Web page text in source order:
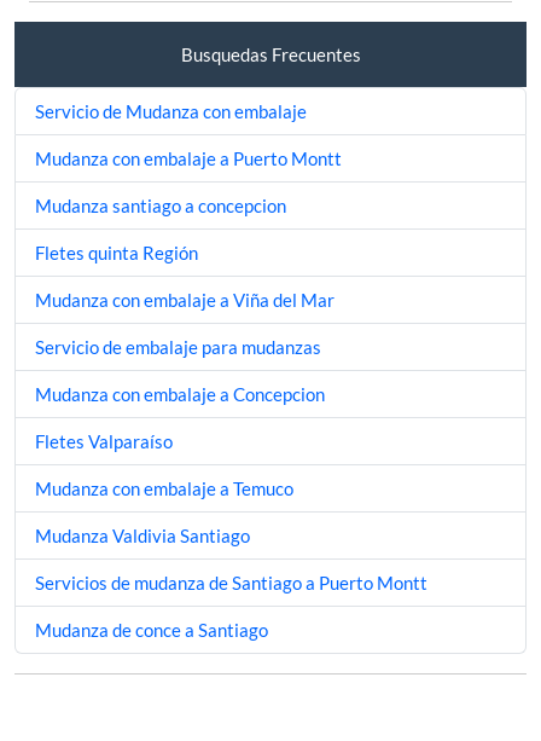
Busquedas Frecuentes
Servicio de Mudanza con embalaje
Mudanza con embalaje a Puerto Montt
Mudanza santiago a concepcion
Fletes quinta Región
Mudanza con embalaje a Viña del Mar
Servicio de embalaje para mudanzas
Mudanza con embalaje a Concepcion
Fletes Valparaíso
Mudanza con embalaje a Temuco
Mudanza Valdivia Santiago
Servicios de mudanza de Santiago a Puerto Montt
Mudanza de conce a Santiago